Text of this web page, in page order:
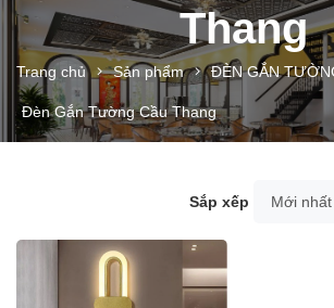
Thang
Trang chủ Sản phẩm ĐÈN GẮN
Đèn Gắn Tường Cầu Thang
Sắp xếp